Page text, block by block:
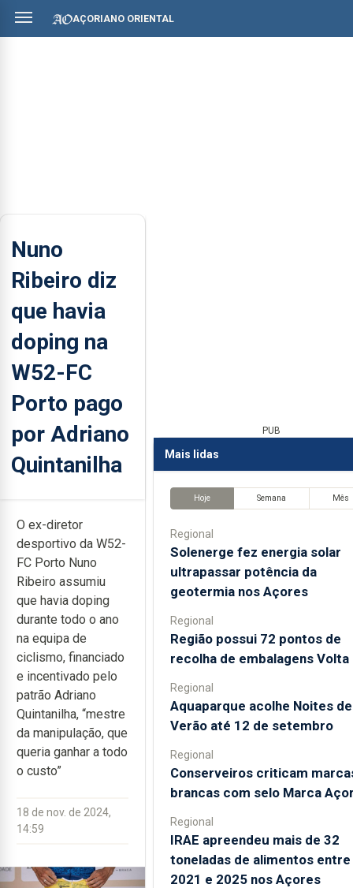
AÇORIANO ORIENTAL
Nuno
Ribeiro diz
que havia
doping na
W52-FC
Porto pago
por Adriano
Quintanilha
O ex-diretor
desportivo da W52-
FC Porto Nuno
Ribeiro assumiu
que havia doping
durante todo o ano
na equipa de
ciclismo, financiado
e incentivado pelo
patrão Adriano
Quintanilha, “mestre
da manipulação, que
queria ganhar a todo
o custo”
18 de nov. de 2024,
14:59
PUB
Mais lidas
Hoje Semana Mês
Regional
Solenerge fez energia solar
ultrapassar potência da
geotermia nos Açores
Regional
Região possui 72 pontos de
recolha de embalagens Volta
Regional
Aquaparque acolhe Noites de
Verão até 12 de setembro
Regional
Conserveiros criticam
brancas com selo Marca
Regional
IRAE apreendeu mais de 32
toneladas de alimentos entre
2021 e 2025 nos Açores